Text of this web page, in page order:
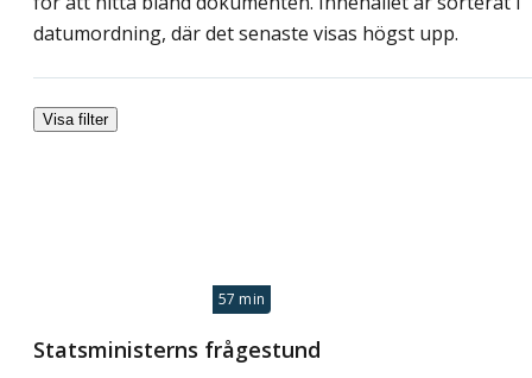
datumordning, där det senaste visas högst upp.
Visa filter
57 min
Statsministerns frågestund